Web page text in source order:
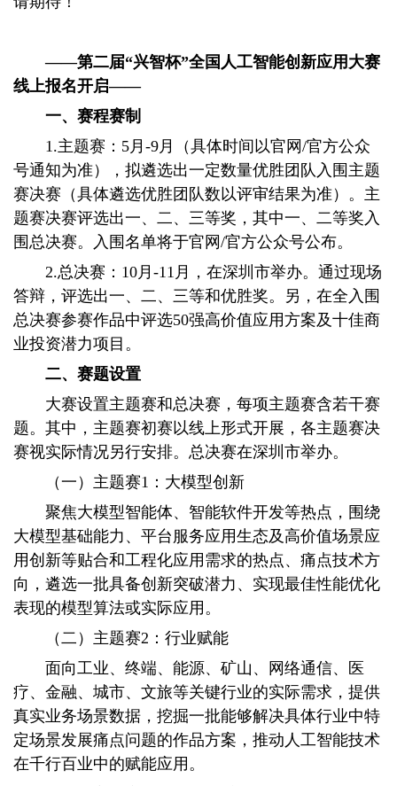
——第二届“兴智杯”全国人工智能创新应用大赛
线上报名开启——
一、赛程赛制
1.主题赛：5月-9月（具体时间以官网/官方公众
号通知为准），拟遴选出一定数量优胜团队入围主题
赛决赛（具体遴选优胜团队数以评审结果为准）。主
题赛决赛评选出一、二、三等奖，其中一、二等奖入
围总决赛。入围名单将于官网/官方公众号公布。
2.总决赛：10月-11月，在深圳市举办。通过现场
答辩，评选出一、二、三等和优胜奖。另，在全入围
总决赛参赛作品中评选50强高价值应用方案及十佳商
业投资潜力项目。
二、赛题设置
大赛设置主题赛和总决赛，每项主题赛含若干赛
题。其中，主题赛初赛以线上形式开展，各主题赛决
赛视实际情况另行安排。总决赛在深圳市举办。
（一）主题赛1：大模型创新
聚焦大模型智能体、智能软件开发等热点，围绕
大模型基础能力、平台服务应用生态及高价值场景应
用创新等贴合和工程化应用需求的热点、痛点技术方
向，遴选一批具备创新突破潜力、实现最佳性能优化
表现的模型算法或实际应用。
（二）主题赛2：行业赋能
面向工业、终端、能源、矿山、网络通信、医
疗、金融、城市、文旅等关键行业的实际需求，提供
真实业务场景数据，挖掘一批能够解决具体行业中特
定场景发展痛点问题的作品方案，推动人工智能技术
在千行百业中的赋能应用。